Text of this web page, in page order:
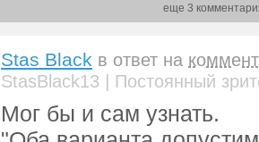
еще 3
Stas Black в ответ на
StasBlack13 | Постоянный
Мог бы и сам узнать.